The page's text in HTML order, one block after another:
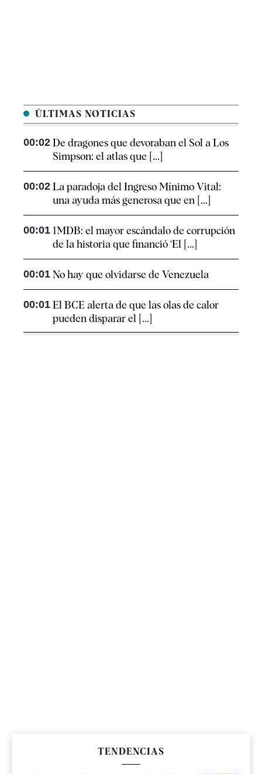
ÚLTIMAS NOTICIAS
00:02 De dragones que devoraban el Sol a Los
Simpson: el atlas que [...]
00:02 La paradoja del Ingreso Mínimo Vital:
una ayuda más generosa que en [...]
00:01 1MDB: el mayor escándalo de corrupción
de la historia que financió ‘El [...]
00:01 No hay que olvidarse de Venezuela
00:01 El BCE alerta de que las olas de calor
pueden disparar el [...]
TENDENCIAS